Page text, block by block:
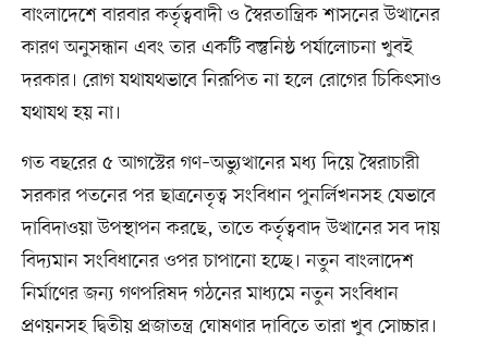
বাংলাদেশে বারবার কর্তৃত্ববাদী ও স্বৈরতান্ত্রিক শাসনের উত্থানের
কারণ অনুসন্ধান এবং তার একটি বস্তুনিষ্ঠ পর্যালোচনা খুবই
দরকার। রোগ যথাযথভাবে নিরূপিত না হলে রোগের চিকিৎসাও
যথাযথ হয় না।
গত বছরের ৫ আগস্টের গণ–অভ্যুত্থানের মধ্য দিয়ে স্বৈরাচারী
সরকার পতনের পর ছাত্রনেতৃত্ব সংবিধান পুনর্লিখনসহ যেভাবে
দাবিদাওয়া উপস্থাপন করছে, তাতে কর্তৃত্ববাদ উত্থানের সব দায়
বিদ্যমান সংবিধানের ওপর চাপানো হচ্ছে। নতুন বাংলাদেশ
নির্মাণের জন্য গণপরিষদ গঠনের মাধ্যমে নতুন সংবিধান
প্রণয়নসহ দ্বিতীয় প্রজাতন্ত্র ঘোষণার দাবিতে তারা খুব সোচ্চার।